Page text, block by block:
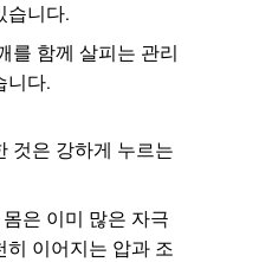
습니다.
를 함께 살피는 관리
니다.
것은 강하게 누르는
은 이미 많은 자극
히 이어지는 압과 조